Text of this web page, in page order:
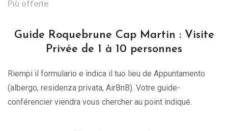
Più offerte
Guide Roquebrune Cap Martin : Visite
Privée de 1 à 10 personnes
Riempi il formulario e indica il tuo lieu de Appuntamento
(albergo, residenza privata, AirBnB). Votre guide-
conférencier viendra vous chercher au point indiqué.